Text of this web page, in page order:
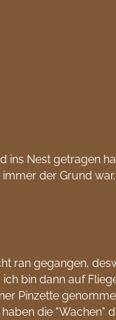
ins Nest getragen
der Grund
ran gegangen,
bin dann auf
Pinzette
die "Wachen"